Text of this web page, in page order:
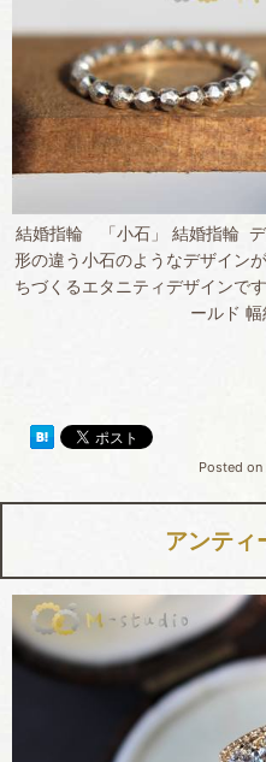
結婚指輪 「小石」 結婚指輪
形の違う小石のようなデザイン
ちづくるエタニティデザインで
ールド
Posted on
アンティ